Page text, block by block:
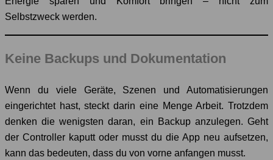
Selbstzweck werden.
Keine Backups und Dokumentation
Wenn du viele Geräte, Szenen und Automatisierungen
eingerichtet hast, steckt darin eine Menge Arbeit. Trotzdem
denken die wenigsten daran, ein Backup anzulegen. Geht
der Controller kaputt oder musst du die App neu aufsetzen,
kann das bedeuten, dass du von vorne anfangen musst.